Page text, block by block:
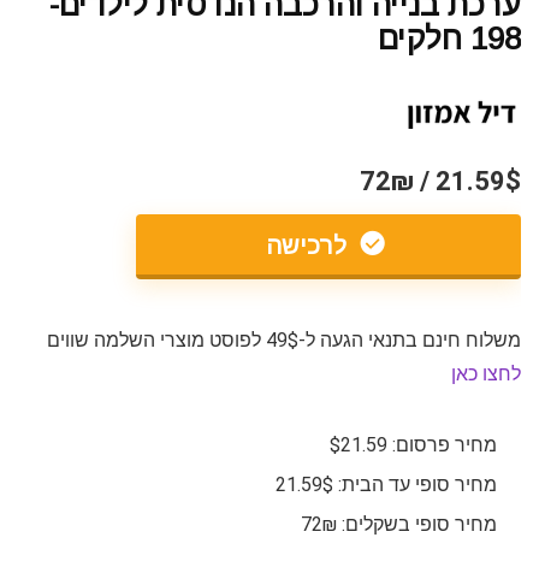
198 חלקים
21.59$ / 72₪
לרכישה
משלוח חינם בתנאי הגעה ל-49$ לפוסט מוצרי השלמה שווים
לחצו כאן
מחיר פרסום: $21.59
מחיר סופי עד הבית: 21.59$
מחיר סופי בשקלים: 72₪